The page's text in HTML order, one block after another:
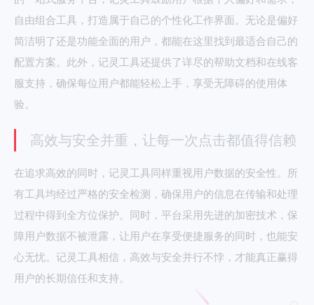
自由组合工具，打造属于自己的个性化工作界面。无论是偏好
简洁明了还是功能全面的用户，都能在这里找到最适合自己的
配置方案。此外，记灵工具还提供了详尽的帮助文档和在线客
服支持，确保每位用户都能轻松上手，享受无障碍的使用体
验。
高效与安全并重，让每一次点击都值得信赖
在追求高效的同时，记灵工具同样重视用户数据的安全性。所
有工具均经过严格的安全检测，确保用户的信息在传输和处理
过程中得到全方位保护。同时，平台采用先进的加密技术，保
障用户数据不被泄露，让用户在享受便捷服务的同时，也能安
心无忧。记灵工具相信，高效与安全并行不悖，才能真正赢得
用户的长期信任和支持。